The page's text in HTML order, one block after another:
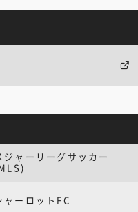
ジャーリーグサッカー
ャーロットFC